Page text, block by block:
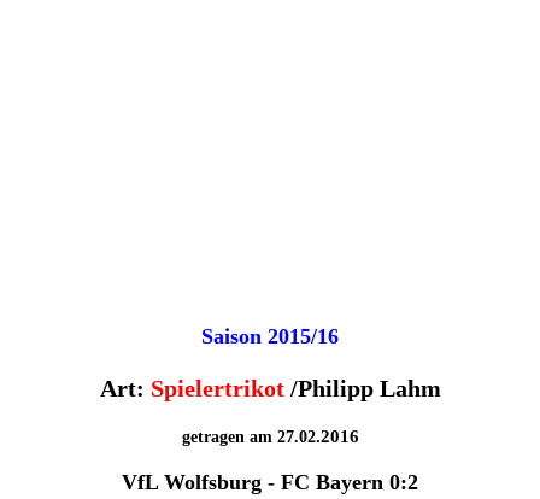
Saison 2015/16
Art: Spielertrikot/Philipp Lahm
getragen am 27.02.2016
VfL Wolfsburg - FC Bayern 0:2